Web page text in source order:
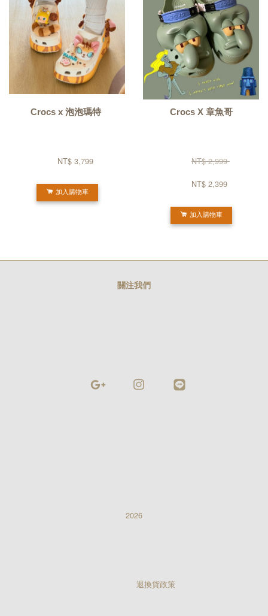
Crocs x 泡泡瑪特
NT$ 3,799
加入購物車
Crocs X 章魚哥
NT$ 2,999
NT$ 2,399
加入購物車
關注我們
2026
退換貨政策